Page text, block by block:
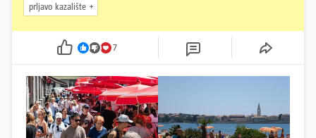
prljavo kazalište
7